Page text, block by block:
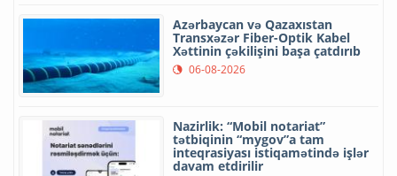
Azərbaycan və Qazaxıstan
Transxəzər Fiber-Optik Kabel
Xəttinin çəkilişini başa çatdırıb
06-08-2026
Nazirlik: “Mobil notariat”
tətbiqinin “mygov”a tam
inteqrasiyası istiqamətində işlər
davam etdirilir